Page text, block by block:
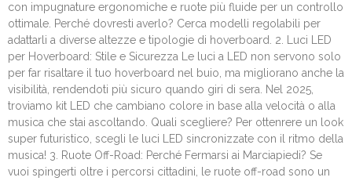
con impugnature ergonomiche e ruote più fluide per un controllo
ottimale. Perché dovresti averlo? Cerca modelli regolabili per
adattarli a diverse altezze e tipologie di hoverboard. 2. Luci LED
per Hoverboard: Stile e Sicurezza Le luci a LED non servono solo
per far risaltare il tuo hoverboard nel buio, ma migliorano anche la
visibilità, rendendoti più sicuro quando giri di sera. Nel 2025,
troviamo kit LED che cambiano colore in base alla velocità o alla
musica che stai ascoltando. Quali scegliere? Per ottenrere un look
super futuristico, scegli le luci LED sincronizzate con il ritmo della
musica! 3. Ruote Off-Road: Perché Fermarsi ai Marciapiedi? Se
vuoi spingerti oltre i percorsi cittadini, le ruote off-road sono un